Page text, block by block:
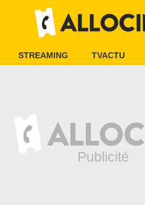
STREAMING TVACTU